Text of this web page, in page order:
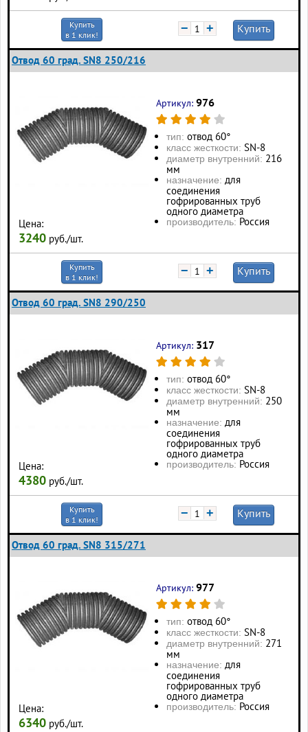
Купить
в 1 клик!
− + Купить
Отвод 60 град. SN8 250/216
Цена:
3240 руб./шт.
Артикул: 976
тип: отвод 60°
класс жесткости: SN-8
диаметр внутренний: 216
мм
назначение: для
соединения
гофрированных труб
одного диаметра
производитель: Россия
Купить
в 1 клик!
− + Купить
Отвод 60 град. SN8 290/250
Цена:
4380 руб./шт.
Артикул: 317
тип: отвод 60°
класс жесткости: SN-8
диаметр внутренний: 250
мм
назначение: для
соединения
гофрированных труб
одного диаметра
производитель: Россия
Купить
в 1 клик!
− + Купить
Отвод 60 град. SN8 315/271
Цена:
6340 руб./шт.
Артикул: 977
тип: отвод 60°
класс жесткости: SN-8
диаметр внутренний: 271
мм
назначение: для
соединения
гофрированных труб
одного диаметра
производитель: Россия